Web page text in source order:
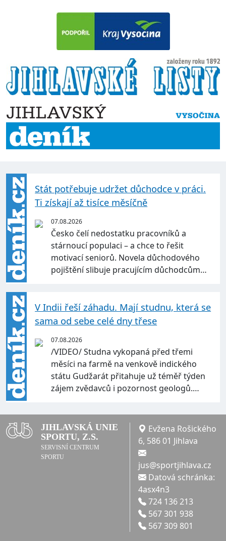
Stát potřebuje udržet důchodce v práci.
Ti získají až tisíce měsíčně
07.08.2026
Česko čelí nedostatku pracovníků a
stárnoucí populaci – a chce to řešit
motivací seniorů. Novela důchodového
pojištění slibuje pracujícím důchodcům…
V Indii řeší záhadu. Mají studnu, která se
sama od sebe celé dny třese
07.08.2026
/VIDEO/ Studna vykopaná před třemi
měsíci na farmě na venkově indického
státu Gudžarát přitahuje už téměř týden
zájem zvědavců i pozornost geologů.…
JIHLAVSKÁ UNIE
SPORTU, Z.S.
SERVISNÍ CENTRUM
SPORTU
Evžena Rošického
6, 586 01 Jihlava
jus@sportjihlava.cz
Datová schránka:
4asx4n3
724 136 213
567 301 938
567 309 801